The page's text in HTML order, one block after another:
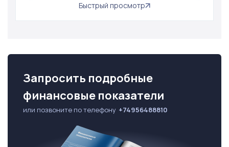
Быстрый просмотр
Запросить подробные
финансовые показатели
или позвоните по телефону +74956488810